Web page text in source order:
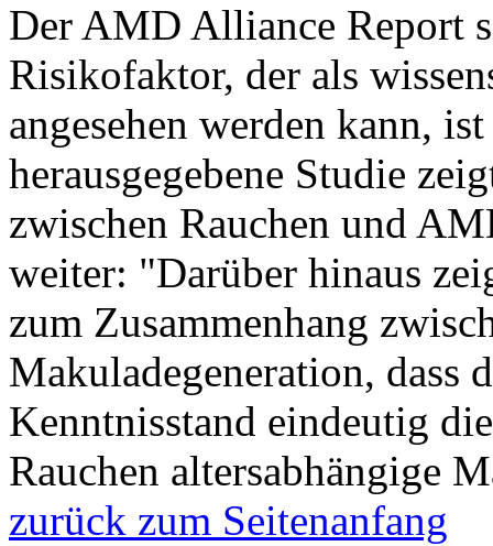
Der AMD Alliance Report
Risikofaktor, der als
angesehen werden kann,
herausgegebene Studie
zwischen Rauchen und
weiter: "Darüber hinaus
zum Zusammenhang
Makuladegeneration, dass
Kenntnisstand eindeutig
Rauchen altersabhängige
zurück zum Seitenanfang